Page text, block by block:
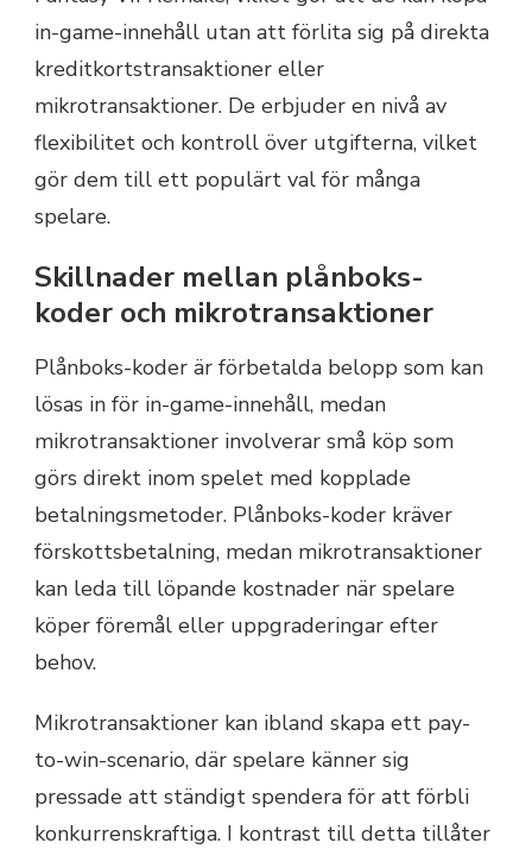
in-game-innehåll utan att förlita sig på direkta
kreditkortstransaktioner eller
mikrotransaktioner. De erbjuder en nivå av
flexibilitet och kontroll över utgifterna, vilket
gör dem till ett populärt val för många
spelare.
Skillnader mellan plånboks-
koder och mikrotransaktioner
Plånboks-koder är förbetalda belopp som kan
lösas in för in-game-innehåll, medan
mikrotransaktioner involverar små köp som
görs direkt inom spelet med kopplade
betalningsmetoder. Plånboks-koder kräver
förskottsbetalning, medan mikrotransaktioner
kan leda till löpande kostnader när spelare
köper föremål eller uppgraderingar efter
behov.
Mikrotransaktioner kan ibland skapa ett pay-
to-win-scenario, där spelare känner sig
pressade att ständigt spendera för att förbli
konkurrenskraftiga. I kontrast till detta tillåter